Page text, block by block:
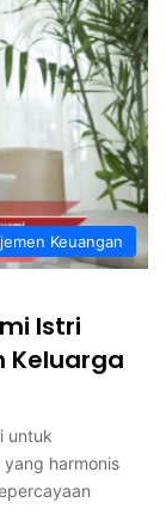
Keuangan
Istri
Keluarga
untuk
harmonis